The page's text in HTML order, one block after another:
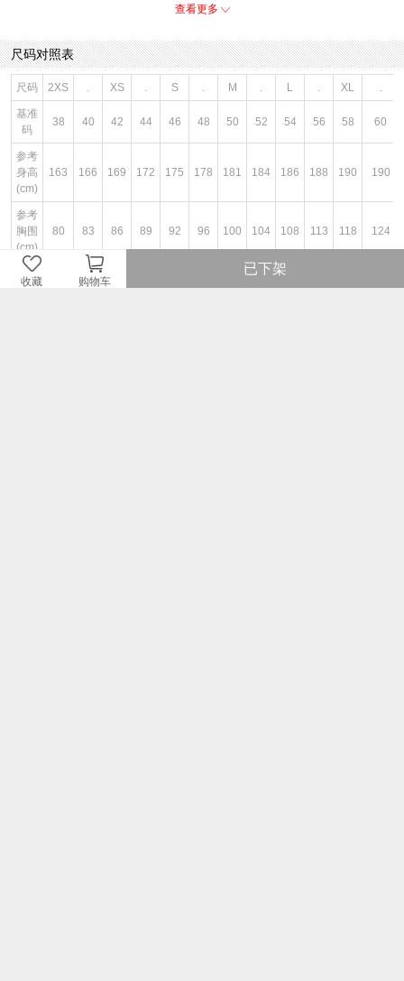
收藏 购物车
已下架
销售季：18Q2
渠道划分：线下同步
面料材质：棉
服细款：圆领短T
领型：圆领
色系：白色
鞋类流行款式：短袖
主要功能：其他
查看更多
尺码对照表
尺码 2XS . XS . S . M . L . XL .
基准
码
38 40 42 44 46 48 50 52 54 56 58 60
参考
身高
(cm)
163 166 169 172 175 178 181 184 186 188 190 190
参考
胸围
(cm)
80 83 86 89 92 96 100 104 108 113 118 124
参考
腰围
71 77 80 84 88 92 96 101 106 112.5